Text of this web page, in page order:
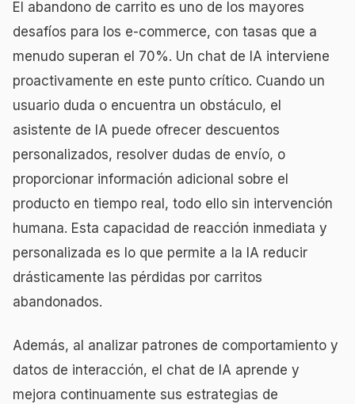
El abandono de carrito es uno de los mayores
desafíos para los e-commerce, con tasas que a
menudo superan el 70%. Un chat de IA interviene
proactivamente en este punto crítico. Cuando un
usuario duda o encuentra un obstáculo, el
asistente de IA puede ofrecer descuentos
personalizados, resolver dudas de envío, o
proporcionar información adicional sobre el
producto en tiempo real, todo ello sin intervención
humana. Esta capacidad de reacción inmediata y
personalizada es lo que permite a la IA reducir
drásticamente las pérdidas por carritos
abandonados.
Además, al analizar patrones de comportamiento y
datos de interacción, el chat de IA aprende y
mejora continuamente sus estrategias de